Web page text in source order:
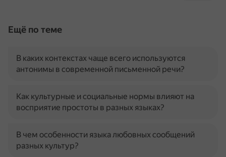
Ещё по теме
В каких контекстах чаще всего используются
антонимы в современной письменной речи?
Как культурные и социальные нормы влияют на
восприятие простоты в разных языках?
В чем особенности языка любовных сообщений
разных культур?